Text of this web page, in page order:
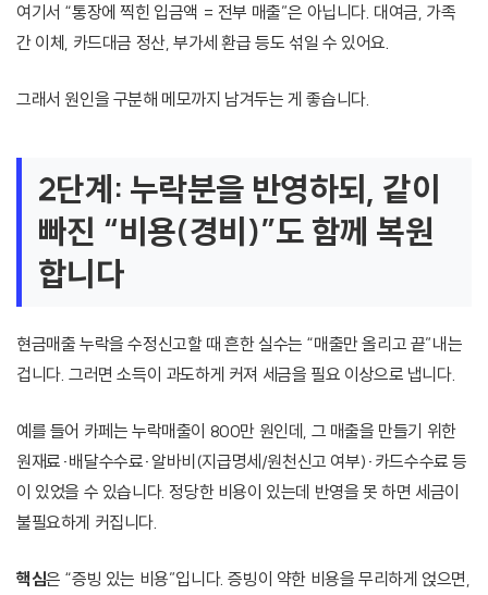
여기서 “통장에 찍힌 입금액 = 전부 매출”은 아닙니다. 대여금, 가족
간 이체, 카드대금 정산, 부가세 환급 등도 섞일 수 있어요.
그래서 원인을 구분해 메모까지 남겨두는 게 좋습니다.
2단계: 누락분을 반영하되, 같이
빠진 “비용(경비)”도 함께 복원
합니다
현금매출 누락을 수정신고할 때 흔한 실수는 “매출만 올리고 끝”내는
겁니다. 그러면 소득이 과도하게 커져 세금을 필요 이상으로 냅니다.
예를 들어 카페는 누락매출이 800만 원인데, 그 매출을 만들기 위한
원재료·배달수수료·알바비(지급명세/원천신고 여부)·카드수수료 등
이 있었을 수 있습니다. 정당한 비용이 있는데 반영을 못 하면 세금이
불필요하게 커집니다.
핵심은 “증빙 있는 비용”입니다. 증빙이 약한 비용을 무리하게 얹으면,